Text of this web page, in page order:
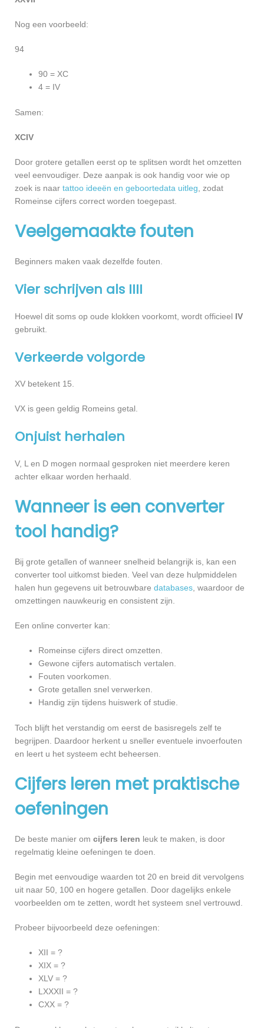
Nog een voorbeeld:
94
90 = XC
4 = IV
Samen:
XCIV
Door grotere getallen eerst op te splitsen wordt het omzetten
veel eenvoudiger. Deze aanpak is ook handig voor wie op
zoek is naar tattoo ideeën en geboortedata uitleg , zodat
Romeinse cijfers correct worden toegepast.
Veelgemaakte fouten
Beginners maken vaak dezelfde fouten.
Vier schrijven als IIII
Hoewel dit soms op oude klokken voorkomt, wordt officieel IV
gebruikt.
Verkeerde volgorde
XV betekent 15.
VX is geen geldig Romeins getal.
Onjuist herhalen
V, L en D mogen normaal gesproken niet meerdere keren
achter elkaar worden herhaald.
Wanneer is een converter
tool handig?
Bij grote getallen of wanneer snelheid belangrijk is, kan een
converter tool uitkomst bieden. Veel van deze hulpmiddelen
halen hun gegevens uit betrouwbare databases , waardoor de
omzettingen nauwkeurig en consistent zijn.
Een online converter kan:
Romeinse cijfers direct omzetten.
Gewone cijfers automatisch vertalen.
Fouten voorkomen.
Grote getallen snel verwerken.
Handig zijn tijdens huiswerk of studie.
Toch blijft het verstandig om eerst de basisregels zelf te
begrijpen. Daardoor herkent u sneller eventuele invoerfouten
en leert u het systeem echt beheersen.
Cijfers leren met praktische
oefeningen
De beste manier om cijfers leren leuk te maken, is door
regelmatig kleine oefeningen te doen.
Begin met eenvoudige waarden tot 20 en breid dit vervolgens
uit naar 50, 100 en hogere getallen. Door dagelijks enkele
voorbeelden om te zetten, wordt het systeem snel vertrouwd.
Probeer bijvoorbeeld deze oefeningen:
XII = ?
XIX = ?
XLV = ?
LXXXII = ?
CXX = ?